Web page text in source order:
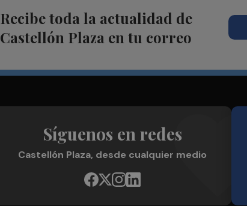
Recibe toda la actualidad de
Castellón Plaza en tu correo
Síguenos en redes
Castellón Plaza, desde cualquier medio